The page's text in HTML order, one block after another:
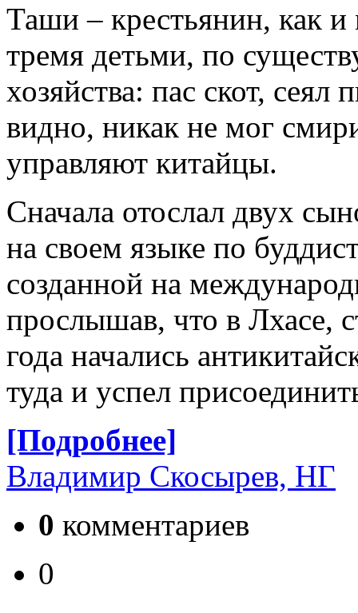
Таши – крестьянин, как
тремя детьми, по
хозяйства: пас скот,
видно, никак не мог
управляют китайцы.
Сначала отослал двух
на своем языке по
созданной на
прослышав, что в Лхасе,
года начались
туда и успел
[Подробнее]
Владимир Скосырев, НГ
0 комментариев
0